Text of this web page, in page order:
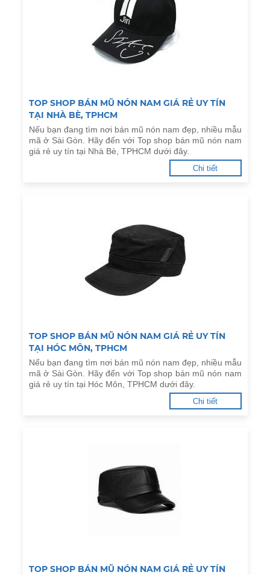
TOP SHOP BÁN MŨ NÓN NAM GIÁ RẺ UY TÍN
TẠI NHÀ BÈ, TPHCM
Nếu bạn đang tìm nơi bán mũ nón nam đẹp, nhiều mẫu
mã ở Sài Gòn. Hãy đến với Top shop bán mũ nón nam
giá rẻ uy tín tại Nhà Bè, TPHCM dưới đây.
Chi tiết
TOP SHOP BÁN MŨ NÓN NAM GIÁ RẺ UY TÍN
TẠI HÓC MÔN, TPHCM
Nếu bạn đang tìm nơi bán mũ nón nam đẹp, nhiều mẫu
mã ở Sài Gòn. Hãy đến với Top shop bán mũ nón nam
giá rẻ uy tín tại Hóc Môn, TPHCM dưới đây.
Chi tiết
TOP SHOP BÁN MŨ NÓN NAM GIÁ RẺ UY TÍN